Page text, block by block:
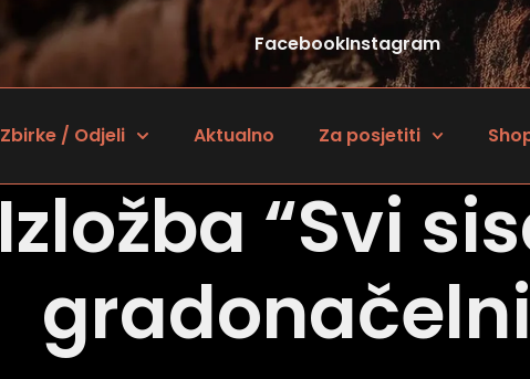
FacebookInstagram
Zbirke / Odjeli Aktualno Za posjetiti
Izložba “Svi